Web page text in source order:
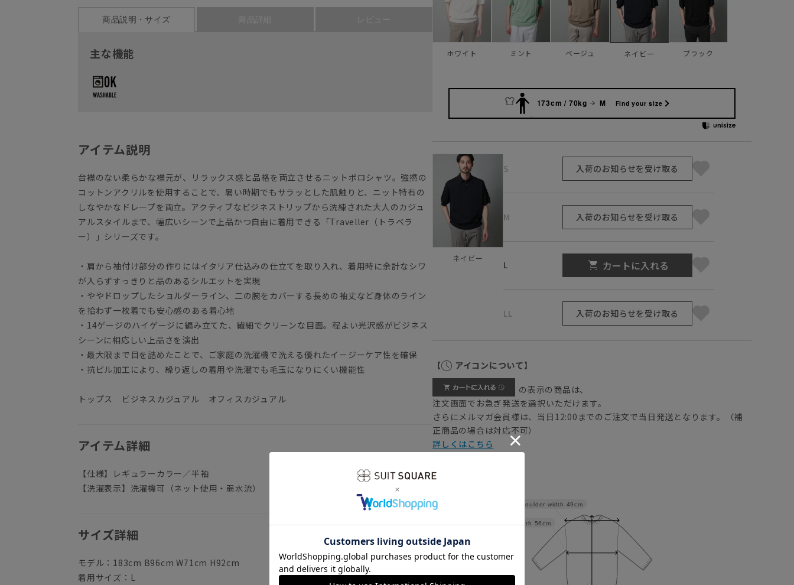
商品説明・サイズ 商品詳細 レビュー
主な機能
アイテム説明
台襟のない柔らかな襟元が、リラックス感と品格を両立させるニットポロシャツ。強撚の
コットンアクリルを使用することで、暑い時期でもサラッとした肌触りと、ニット特有の
しなやかなドレープを両立。アクティブなビジネストリップから洗練された大人のカジュ
アルスタイルまで、幅広いシーンで上品かつ自由に着用できる「Traveller（トラベラ
ー）」シリーズです。
・肩から袖付け部分の作りにはイタリア仕込みの仕立てを取り入れ、着用時に余計なシワ
が入らずすっきりと品のあるシルエットを実現
・ややドロップしたショルダーライン、二の腕をカバーする長めの袖丈など身体のライン
を拾わず一枚着でも安心感のある着心地
・14ゲージのハイゲージに編み立てた、繊細でクリーンな目面。程よい光沢感がビジネス
シーンに相応しい上品さを演出
・最大限まで目を詰めたことで、ご家庭の洗濯機で洗える優れたイージーケア性を確保
・抗ピル加工により、繰り返しの着用や洗濯でも毛玉になりにくい機能性
トップス ビジネスカジュアル オフィスカジュアル
アイテム詳細
【仕様】レギュラーカラー／半袖
【洗濯表示】洗濯機可（ネット使用・弱水流）
サイズ詳細
モデル：183cm B96cm W71cm H92cm
着用サイズ：L
ホワイト ミント ベージュ ネイビー ブラック
173cm / 70kg M Find your size
ネイビー
S 入荷のお知らせを受け取る
M 入荷のお知らせを受け取る
L カートに入れる
LL 入荷のお知らせを受け取る
【 アイコンについて】
の表示の商品は、
注文画面でお急ぎ発送を選択いただけます。
さらにメルマガ会員様は、当日12:00までのご注文で当日発送となります。（補
正商品の場合は対応不可）
詳しくはこちら
Width 56cm
Shoulder width 49cm